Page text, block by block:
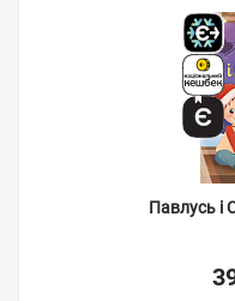
Павлусь і